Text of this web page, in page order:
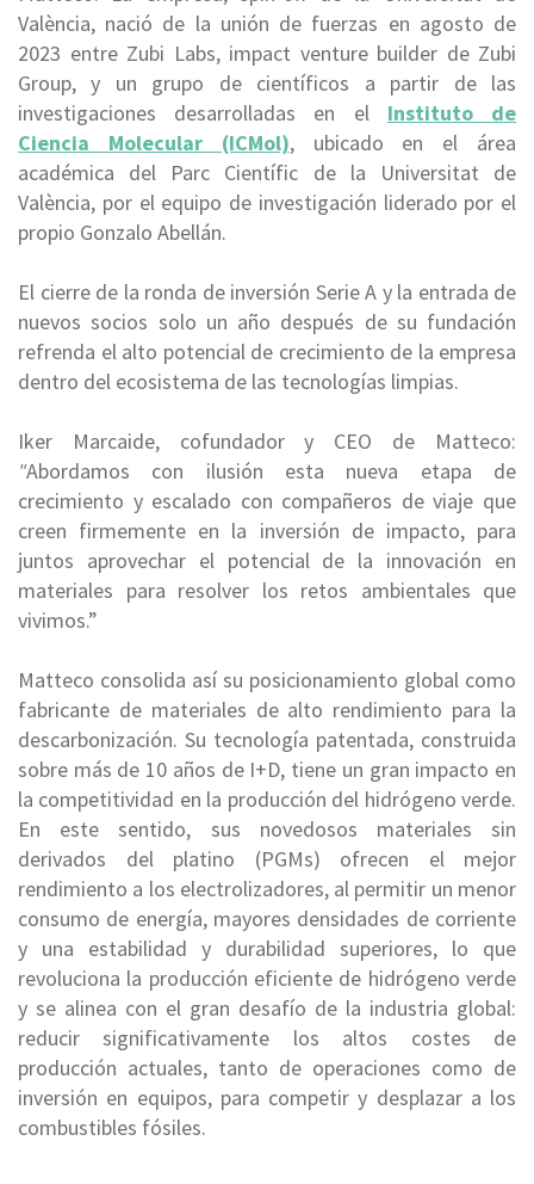
València, nació de la unión de fuerzas en agosto de
2023 entre Zubi Labs, impact venture builder de Zubi
Group, y un grupo de científicos a partir de las
investigaciones desarrolladas en el Instituto de
Ciencia Molecular (ICMol), ubicado en el área
académica del Parc Científic de la Universitat de
València, por el equipo de investigación liderado por el
propio Gonzalo Abellán.
El cierre de la ronda de inversión Serie A y la entrada de
nuevos socios solo un año después de su fundación
refrenda el alto potencial de crecimiento de la empresa
dentro del ecosistema de las tecnologías limpias.
Iker Marcaide, cofundador y CEO de Matteco:
"Abordamos con ilusión esta nueva etapa de
crecimiento y escalado con compañeros de viaje que
creen firmemente en la inversión de impacto, para
juntos aprovechar el potencial de la innovación en
materiales para resolver los retos ambientales que
vivimos.”
Matteco consolida así su posicionamiento global como
fabricante de materiales de alto rendimiento para la
descarbonización. Su tecnología patentada, construida
sobre más de 10 años de I+D, tiene un gran impacto en
la competitividad en la producción del hidrógeno verde.
En este sentido, sus novedosos materiales sin
derivados del platino (PGMs) ofrecen el mejor
rendimiento a los electrolizadores, al permitir un menor
consumo de energía, mayores densidades de corriente
y una estabilidad y durabilidad superiores, lo que
revoluciona la producción eficiente de hidrógeno verde
y se alinea con el gran desafío de la industria global:
reducir significativamente los altos costes de
producción actuales, tanto de operaciones como de
inversión en equipos, para competir y desplazar a los
combustibles fósiles.